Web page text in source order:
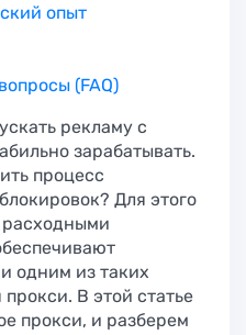
опыт
(FAQ)
рекламу с
зарабатывать.
процесс
Для этого
расходными
одним из таких
В этой статье
прокси, и разберем